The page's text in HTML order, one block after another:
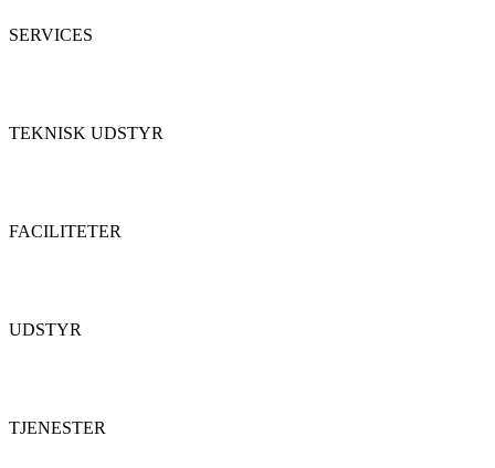
SERVICES
TEKNISK UDSTYR
FACILITETER
UDSTYR
TJENESTER